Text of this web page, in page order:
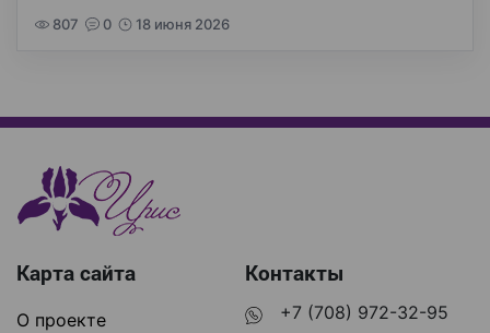
807 0 18 июня 2026
Карта сайта
О проекте
Контакты
+7 (708) 972-32-95